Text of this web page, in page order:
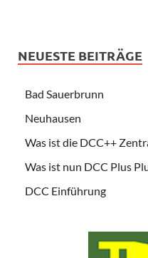
NEUESTE BEITRÄGE
Bad Sauerbrunn
Neuhausen
Was ist die DCC++
Was ist nun DCC Plus
DCC Einführung